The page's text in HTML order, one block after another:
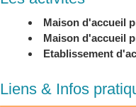
Maison d'accueil
Maison d'accueil
Etablissement
Liens & Infos